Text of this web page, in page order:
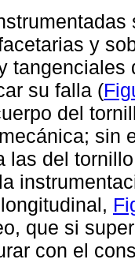
y
tangenciales
su falla (
del
sin
las del
que si
con el